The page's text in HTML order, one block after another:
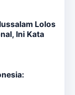
Lolos
Ini Kata